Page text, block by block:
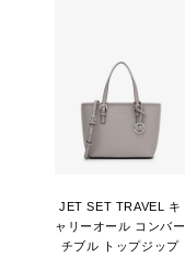
JET SET TRAVEL キ
ャリーオール コンバー
チブル トップジップ